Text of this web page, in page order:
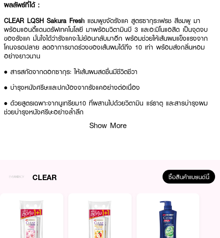
ผลลัพธ์ที่ได้ :
CLEAR LQSH Sakura Fresh แชมพูขจัดรังแค สูตรซากุระเฟรช สีชมพู มา
พร้อมแอนตี้แดนดรัฟเทคโนโลยี มาพร้อมวิตามินบี 3 และอะมิโนแอสิด เป็นจุดจบ
ของรังแค มั่นใจได้ว่ารังแคจะไม่ย้อนกลับมาอีก พร้อมช่วยให้เส้นผมแข็งแรงจาก
โคนจรดปลาย ลดอาการขาดร่วงของเส้นผมได้ถึง 10 เท่า พร้อมส่งกลิ่นหอม
อย่างยาวนาน
• สารสกัดจากดอกซากุระ ให้เส้นผมสดชื่นมีชีวิตชีวา
• บำรุงหนังศรีษะและปกป้องจากรังแคอย่างต่อเนื่อง
• ด้วยสูตรเฉพาะจากนูเทรียม10 ที่ผสานไปด้วยวิตามิน แร่ธาตุ และสารบำรุงผม
ช่วยบำรุงหนังศรีษะอย่างล้ำลึก
• เหมาะสำหรับทุกสภาพเส้นผมและหนังศรีษะ
ชโลมCLEAR LQSH Sakura Fresh
ลงบนผมเปียก นวดทั่วหนังศีรษะและเส้นผม
Show More
CLEAR ซื้อสินค้าแบรนด์นี้